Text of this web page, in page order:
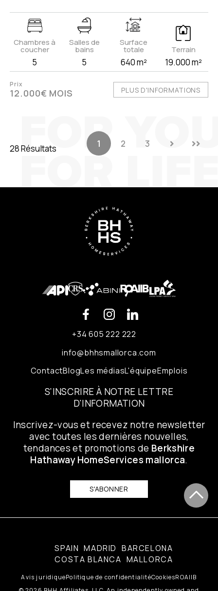
Chambres à
coucher
5
Salles de
bains
5
Surface
totale
640 m²
Terrain
19.000 m²
Prix
12.000€ MOIS PLUS D'INFORMATIONS
28 Résultats 1 2 3
+34 605 222 222
info@bhhsmallorca.com
ContactBlogLes médiasL'équipeEmplois
S'INSCRIRE À NOTRE LETTRE
D'INFORMATION
Inscrivez-vous et recevez notre newsletter
avec toutes les dernières nouvelles,
tendances et promotions de Berkshire
Hathaway HomeServices mallorca.
S'ABONNER
SPAIN MADRID BARCELONA
COSTA BLANCA MALLORCA
Avis juridiquePolitique de confidentialitéCookiesROAIIB